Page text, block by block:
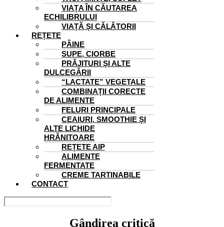
VIAȚA ÎN CĂUTAREA
ECHILIBRULUI
VIAȚĂ ȘI CĂLĂTORII
REȚETE
PÂINE
SUPE, CIORBE
PRĂJITURI ȘI ALTE
DULCEGĂRII
“LACTATE” VEGETALE
COMBINAȚII CORECTE
DE ALIMENTE
FELURI PRINCIPALE
CEAIURI, SMOOTHIE ȘI
ALTE LICHIDE
HRĂNITOARE
REȚETE AIP
ALIMENTE
FERMENTATE
CREME TARTINABILE
CONTACT
Gândirea critică